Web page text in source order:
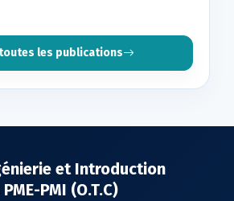
les publications
et Introduction
PMI (O.T.C)